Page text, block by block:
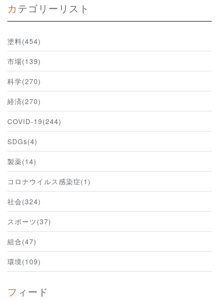
カテゴリーリスト
塗料(454)
市場(139)
科学(270)
経済(270)
COVID-19(244)
SDGs(4)
製薬(14)
コロナウイルス感染症(1)
社会(324)
スポーツ(37)
組合(47)
環境(109)
フィード